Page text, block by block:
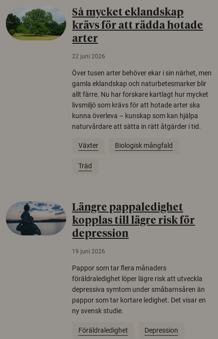
Så mycket eklandskap
krävs för att rädda hotade
arter
22 juni 2026
Över tusen arter behöver ekar i sin närhet, men
gamla eklandskap och naturbetesmarker blir
allt färre. Nu har forskare kartlagt hur mycket
livsmiljö som krävs för att hotade arter ska
kunna överleva – kunskap som kan hjälpa
naturvårdare att sätta in rätt åtgärder i tid.
Växter Biologisk mångfald
Träd
Längre pappaledighet
kopplas till lägre risk för
depression
19 juni 2026
Pappor som tar flera månaders
föräldraledighet löper lägre risk att utveckla
depressiva symtom under småbarnsåren än
pappor som tar kortare ledighet. Det visar en
ny svensk studie.
Föräldraledighet Depression